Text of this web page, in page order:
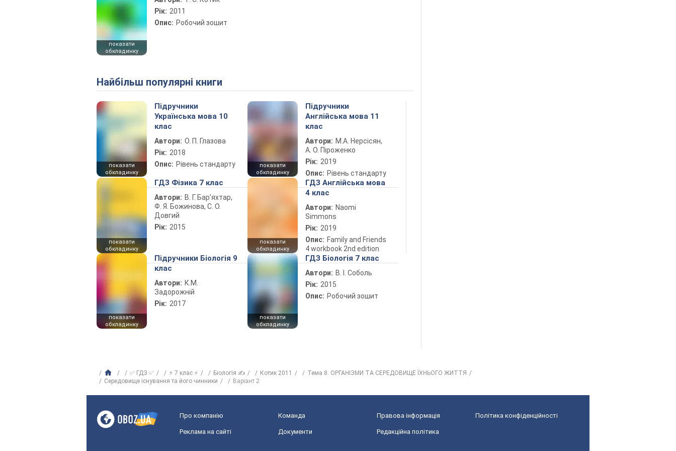
показати
обкладинку
Рік: 2011
Опис: Робочий зошит
Найбільш популярні книги
показати
обкладинку
Підручники
Українська мова 10
клас
Автори: О. П. Глазова
Рік: 2018
Опис: Рівень стандарту
показати
обкладинку
Підручники
Англійська мова 11
клас
Автори: М.А. Нерсісян,
А. О. Піроженко
Рік: 2019
Опис: Рівень стандарту
показати
обкладинку
ГДЗ Фізика 7 клас
Автори: В. Г. Бар’яхтар,
Ф. Я. Божинова, С. О.
Довгий
Рік: 2015
показати
обкладинку
ГДЗ Англійська мова
4 клас
Автори: Naomi
Simmons
Рік: 2019
Опис: Family and Friends
4 workbook 2nd edition
показати
обкладинку
Підручники Біологія 9
клас
Автори: К.М.
Задорожній
Рік: 2017
показати
обкладинку
ГДЗ Біологія 7 клас
Автори: В. І. Соболь
Рік: 2015
Опис: Робочий зошит
✅ ГДЗ ✅ ⚡ 7 клас ⚡ Біологія ✍ Котик 2011
Тема 8. ОРГАНІЗМИ ТА СЕРЕДОВИЩЕ ЇХНЬОГО ЖИТТЯ
Середовище існування та його чинники
Варіант 2
Про компанію Команда Правова інформація Політика конфіденційності
Реклама на сайті Документи Редакційна політика